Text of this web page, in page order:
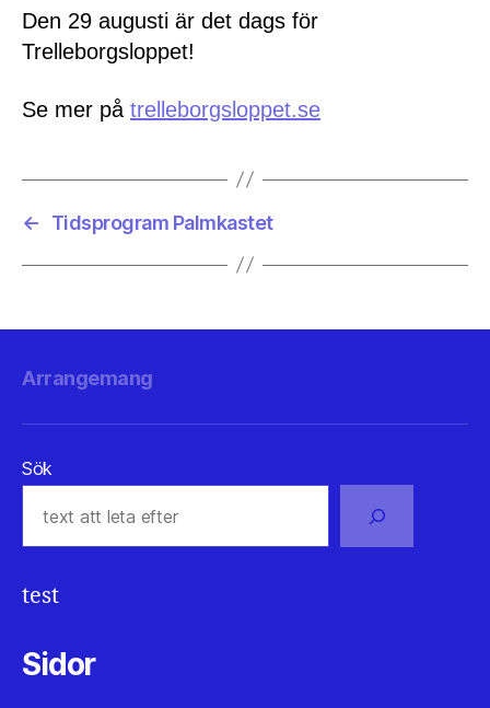
Den 29 augusti är det dags för
Trelleborgsloppet!
Se mer på trelleborgsloppet.se
← Tidsprogram Palmkastet
Arrangemang
Sök
test
Sidor